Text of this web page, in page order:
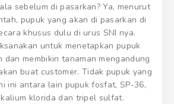
sebelum di pasarkan? Ya, menurut
pupuk yang akan di pasarkan di
khusus dulu di urus SNI nya.
untuk menetapkan pupuk
dan membikin tanaman mengandung
buat customer. Tidak pupuk yang
ini antara lain pupuk fosfat, SP-36,
klorida dan tripel sulfat.